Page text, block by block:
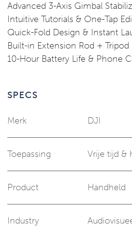
Advanced 3-Axis Gimbal
Intuitive Tutorials & One-Tap
Quick-Fold Design & Instant
Built-in Extension Rod + Tripod
10-Hour Battery Life & Phone
SPECS
Merk DJI
Toepassing Vrije tijd &
Product Handheld
Industry